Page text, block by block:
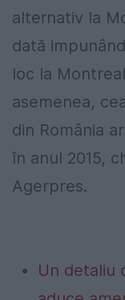
alternativ la
dată
loc la
asemenea,
din România
în anul 2015,
Agerpres.
Un detaliu